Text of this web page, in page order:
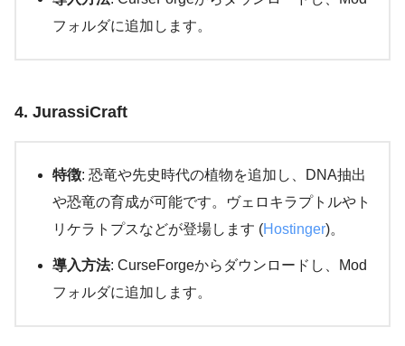
フォルダに追加します。
4. JurassiCraft
特徴: 恐竜や先史時代の植物を追加し、DNA抽出
や恐竜の育成が可能です。ヴェロキラプトルやト
リケラトプスなどが登場します​ (Hostinger)​。
導入方法: CurseForgeからダウンロードし、Mod
フォルダに追加します。